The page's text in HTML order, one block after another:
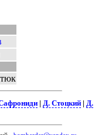
| Д. Стоцкий| Д.